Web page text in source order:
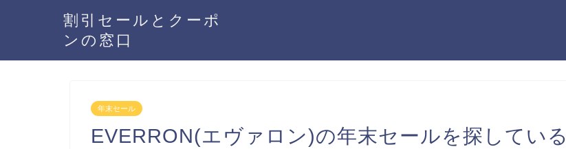
割引セールとクーポ
ンの窓口
年末セール
EVERRON(エヴァロン)の年末セールを探している